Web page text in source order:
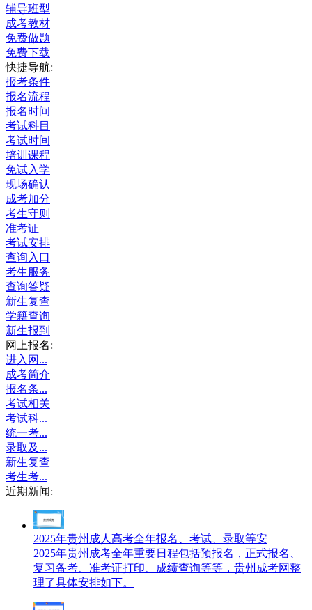
辅导班型
成考教材
免费做题
免费下载
快捷导航:
报考条件
报名流程
报名时间
考试科目
考试时间
培训课程
免试入学
现场确认
成考加分
考生守则
准考证
考试安排
查询入口
考生服务
查询答疑
新生复查
学籍查询
新生报到
网上报名:
进入网...
成考简介
报名条...
考试相关
考试科...
统一考...
录取及...
新生复查
考生考...
近期新闻:
2025年贵州成人高考全年报名、考试、录取等安
2025年贵州成考全年重要日程包括预报名，正式报名、
复习备考、准考证打印、成绩查询等等，贵州成考网整
理了具体安排如下。